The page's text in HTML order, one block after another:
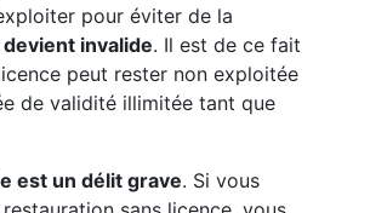
pour éviter de la
invalide. Il est de ce fait
peut rester non exploitée
de validité illimitée tant que
est un délit grave. Si vous